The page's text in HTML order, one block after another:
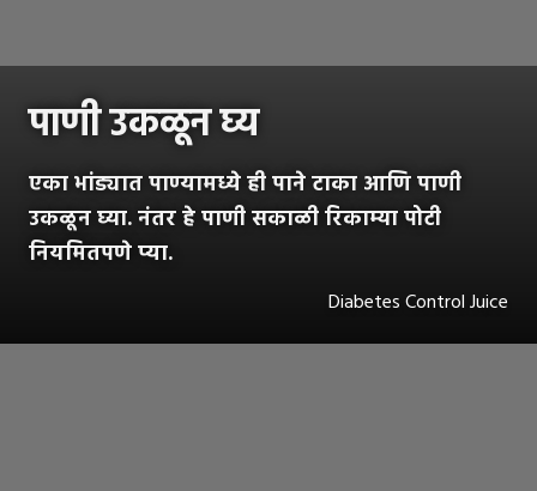
पाणी उकळून घ्य
एका भांड्यात पाण्यामध्ये ही पाने टाका आणि पाणी
उकळून घ्या. नंतर हे पाणी सकाळी रिकाम्या पोटी
नियमितपणे प्या.
Diabetes Control Juice